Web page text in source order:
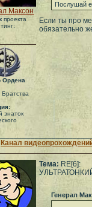
Максон
проекта
Ордена
знаток
Послушай
Если ты про
обязательно
Канал
Тема: RE[6]:
Генерал